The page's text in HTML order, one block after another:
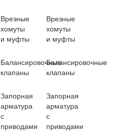
Врезные
хомуты
и муфты
Балансировочные
клапаны
Запорная
арматура
с
приводами
Врезные
хомуты
и муфты
Балансировочные
клапаны
Запорная
арматура
с
приводами